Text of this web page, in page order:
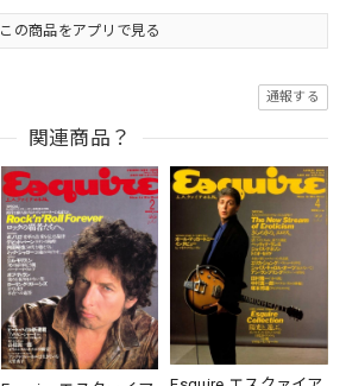
この商品をアプリで見る
通報する
関連商品？